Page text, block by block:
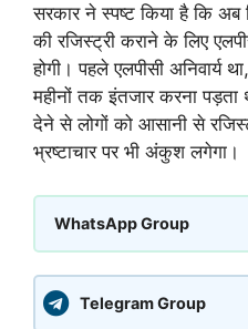
सरकार ने स्पष्ट किया है कि अब
की रजिस्ट्री कराने के लिए
होगी। पहले एलपीसी अनिवार्य
महीनों तक इंतजार करना
देने से लोगों को आसानी से
भ्रष्टाचार पर भी अंकुश लगेगा।
WhatsApp Group
Telegram Group